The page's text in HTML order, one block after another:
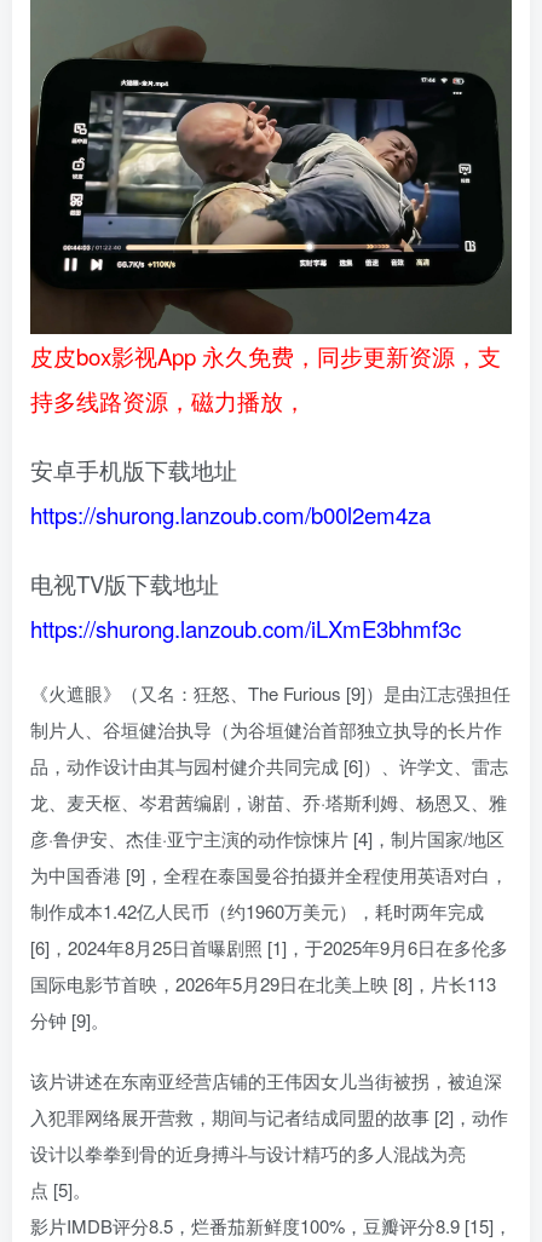
皮皮box影视App 永久免费，同步更新资源，支
持多线路资源，磁力播放，
安卓手机版下载地址
https://shurong.lanzoub.com/b00l2em4za
电视TV版下载地址
https://shurong.lanzoub.com/iLXmE3bhmf3c
《火遮眼》（又名：狂怒、The Furious [9]）是由江志强担任
制片人、谷垣健治执导（为谷垣健治首部独立执导的长片作
品，动作设计由其与园村健介共同完成 [6]）、许学文、雷志
龙、麦天枢、岑君茜编剧，谢苗、乔·塔斯利姆、杨恩又、雅
彦·鲁伊安、杰佳·亚宁主演的动作惊悚片 [4]，制片国家/地区
为中国香港 [9]，全程在泰国曼谷拍摄并全程使用英语对白，
制作成本1.42亿人民币（约1960万美元），耗时两年完成
[6]，2024年8月25日首曝剧照 [1]，于2025年9月6日在多伦多
国际电影节首映，2026年5月29日在北美上映 [8]，片长113
分钟 [9]。
该片讲述在东南亚经营店铺的王伟因女儿当街被拐，被迫深
入犯罪网络展开营救，期间与记者结成同盟的故事 [2]，动作
设计以拳拳到骨的近身搏斗与设计精巧的多人混战为亮
点 [5]。
影片IMDB评分8.5，烂番茄新鲜度100%，豆瓣评分8.9 [15]，